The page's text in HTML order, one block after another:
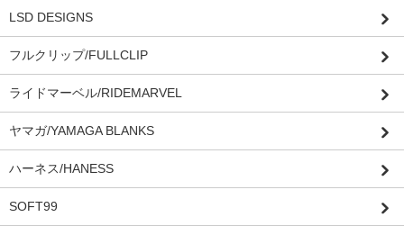
LSD DESIGNS
フルクリップ/FULLCLIP
ライドマーベル/RIDEMARVEL
ヤマガ/YAMAGA BLANKS
ハーネス/HANESS
SOFT99